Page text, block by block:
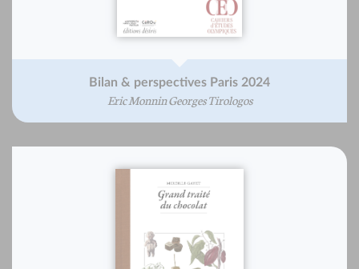
Bilan & perspectives Paris 2024
Eric Monnin Georges Tirologos